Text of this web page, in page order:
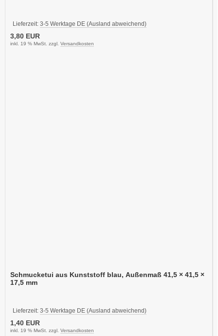
Lieferzeit: 3-5 Werktage DE (Ausland abweichend)
3,80 EUR
inkl. 19 % MwSt. zzgl. Versandkosten
Schmucketui aus Kunststoff blau, Außenmaß 41,5 × 41,5 ×
17,5 mm
Lieferzeit: 3-5 Werktage DE (Ausland abweichend)
1,40 EUR
inkl. 19 % MwSt. zzgl. Versandkosten